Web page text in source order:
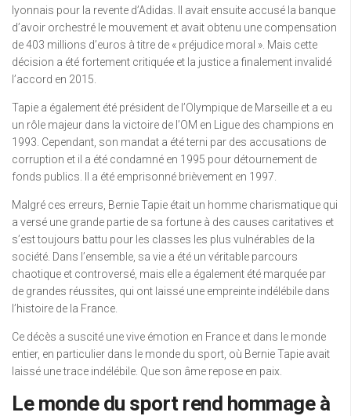
lyonnais pour la revente d’Adidas. Il avait ensuite accusé la banque
d’avoir orchestré le mouvement et avait obtenu une compensation
de 403 millions d’euros à titre de « préjudice moral ». Mais cette
décision a été fortement critiquée et la justice a finalement invalidé
l’accord en 2015.
Tapie a également été président de l’Olympique de Marseille et a eu
un rôle majeur dans la victoire de l’OM en Ligue des champions en
1993. Cependant, son mandat a été terni par des accusations de
corruption et il a été condamné en 1995 pour détournement de
fonds publics. Il a été emprisonné brièvement en 1997.
Malgré ces erreurs, Bernie Tapie était un homme charismatique qui
a versé une grande partie de sa fortune à des causes caritatives et
s’est toujours battu pour les classes les plus vulnérables de la
société. Dans l’ensemble, sa vie a été un véritable parcours
chaotique et controversé, mais elle a également été marquée par
de grandes réussites, qui ont laissé une empreinte indélébile dans
l’histoire de la France.
Ce décès a suscité une vive émotion en France et dans le monde
entier, en particulier dans le monde du sport, où Bernie Tapie avait
laissé une trace indélébile. Que son âme repose en paix.
Le monde du sport rend hommage à